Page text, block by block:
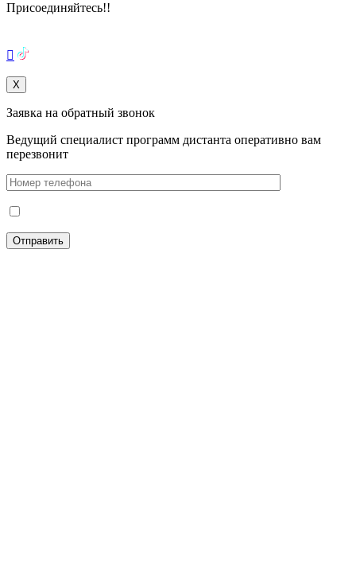
Присоединяйтесь!!

X
Заявка на обратный звонок
Ведущий специалист программ дистанта оперативно вам
перезвонит